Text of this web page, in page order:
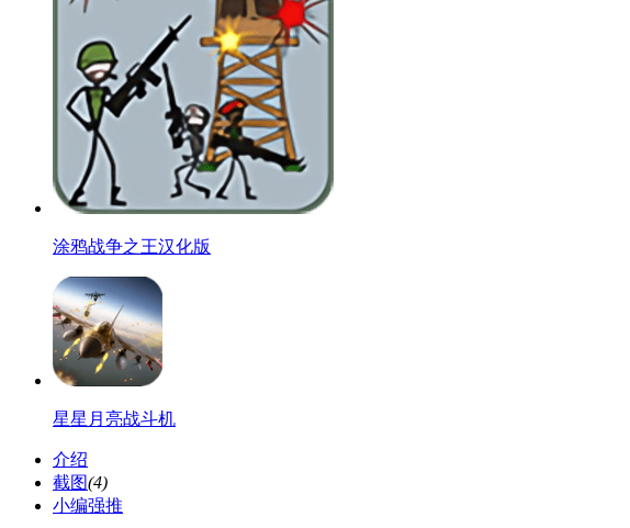
涂鸦战争之王汉化版
星星月亮战斗机
介绍
截图(4)
小编强推